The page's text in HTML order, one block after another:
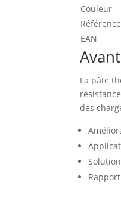
Couleur
EAN
La pâte
des